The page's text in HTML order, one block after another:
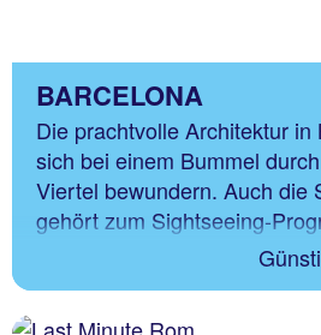
BARCELONA
Die prachtvolle Architektur in
sich bei einem Bummel
Viertel bewundern. Auch die
gehört zum Sightseeing-